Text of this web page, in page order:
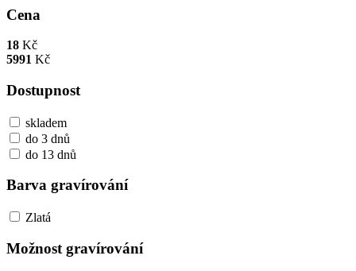
Cena
18 Kč
5991 Kč
Dostupnost
skladem
do 3 dnů
do 13 dnů
Barva gravírování
Zlatá
Možnost gravírování